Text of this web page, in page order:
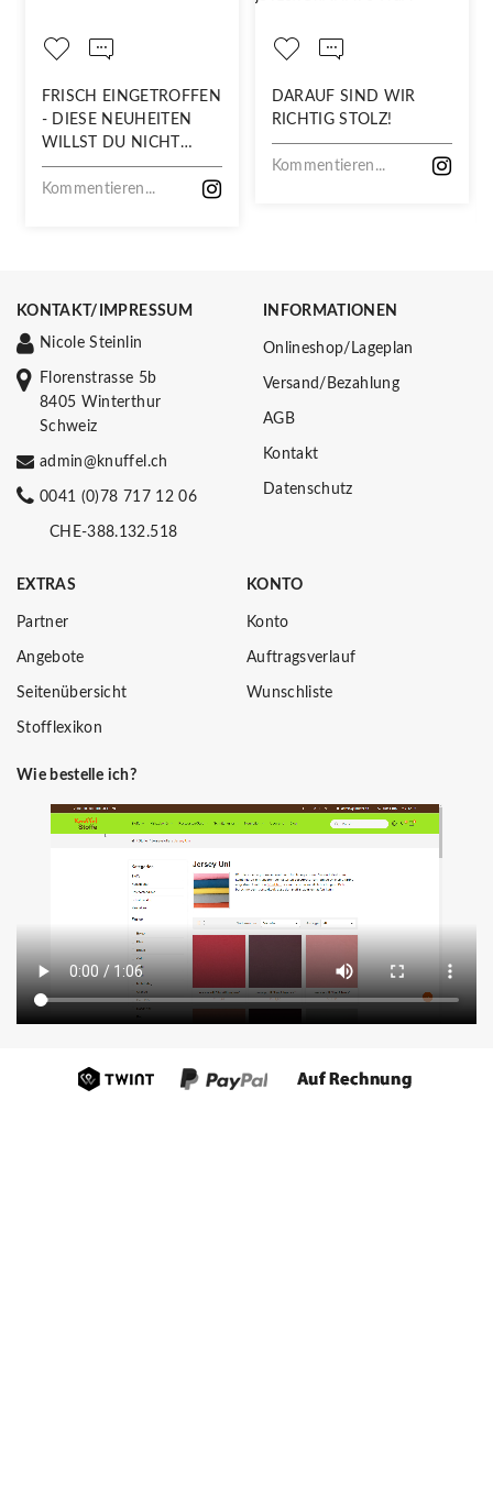
FRISCH EINGETROFFEN
- DIESE NEUHEITEN
WILLST DU NICHT
VERPASSEN!
Kommentieren...
DARAUF SIND WIR
RICHTIG STOLZ!
Kommentieren...
KONTAKT/IMPRESSUM
Nicole Steinlin
Florenstrasse 5b
8405 Winterthur
Schweiz
admin@knuffel.ch
0041 (0)78 717 12 06
CHE-388.132.518
INFORMATIONEN
Onlineshop/Lageplan
Versand/Bezahlung
AGB
Kontakt
Datenschutz
EXTRAS
Partner
Angebote
Seitenübersicht
Stofflexikon
KONTO
Konto
Auftragsverlauf
Wunschliste
Wie bestelle ich?